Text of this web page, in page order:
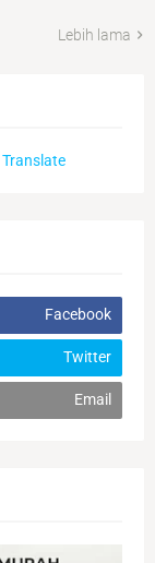
Lebih lama
Translate
Facebook
Twitter
Email